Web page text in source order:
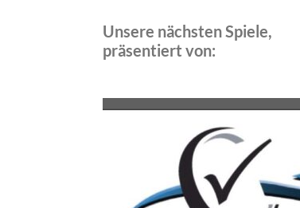
Unsere nächsten Spiele,
präsentiert von: